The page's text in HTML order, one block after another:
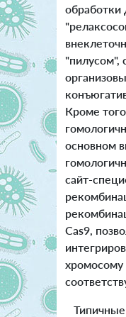
"пилусом",
Кроме
основном
сайт-
Cas9,
хромосому